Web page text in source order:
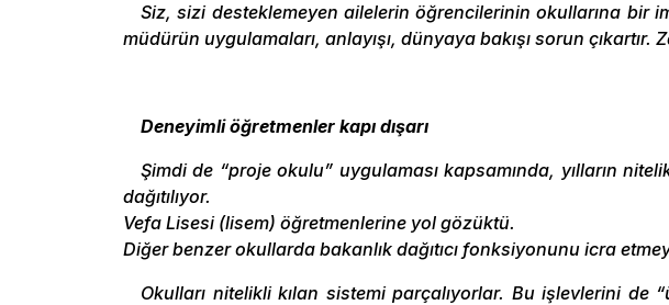
Siz, sizi desteklemeyen ailelerin öğrencilerinin okullarına bir
müdürün uygulamaları, anlayışı, dünyaya bakışı sorun çıkartır.
Deneyimli öğretmenler kapı dışarı
Şimdi de “proje okulu” uygulaması kapsamında, yılların
dağıtılıyor.
Vefa Lisesi (lisem) öğretmenlerine yol gözüktü.
Diğer benzer okullarda bakanlık dağıtıcı fonksiyonunu icra
Okulları nitelikli kılan sistemi parçalıyorlar. Bu işlevlerini de